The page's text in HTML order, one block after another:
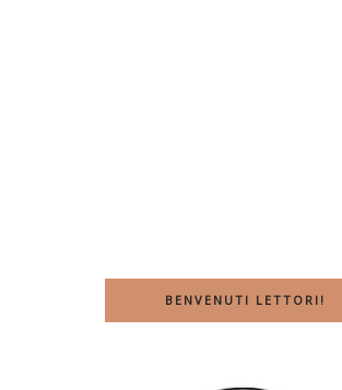
BENVENUTI LETTORI!